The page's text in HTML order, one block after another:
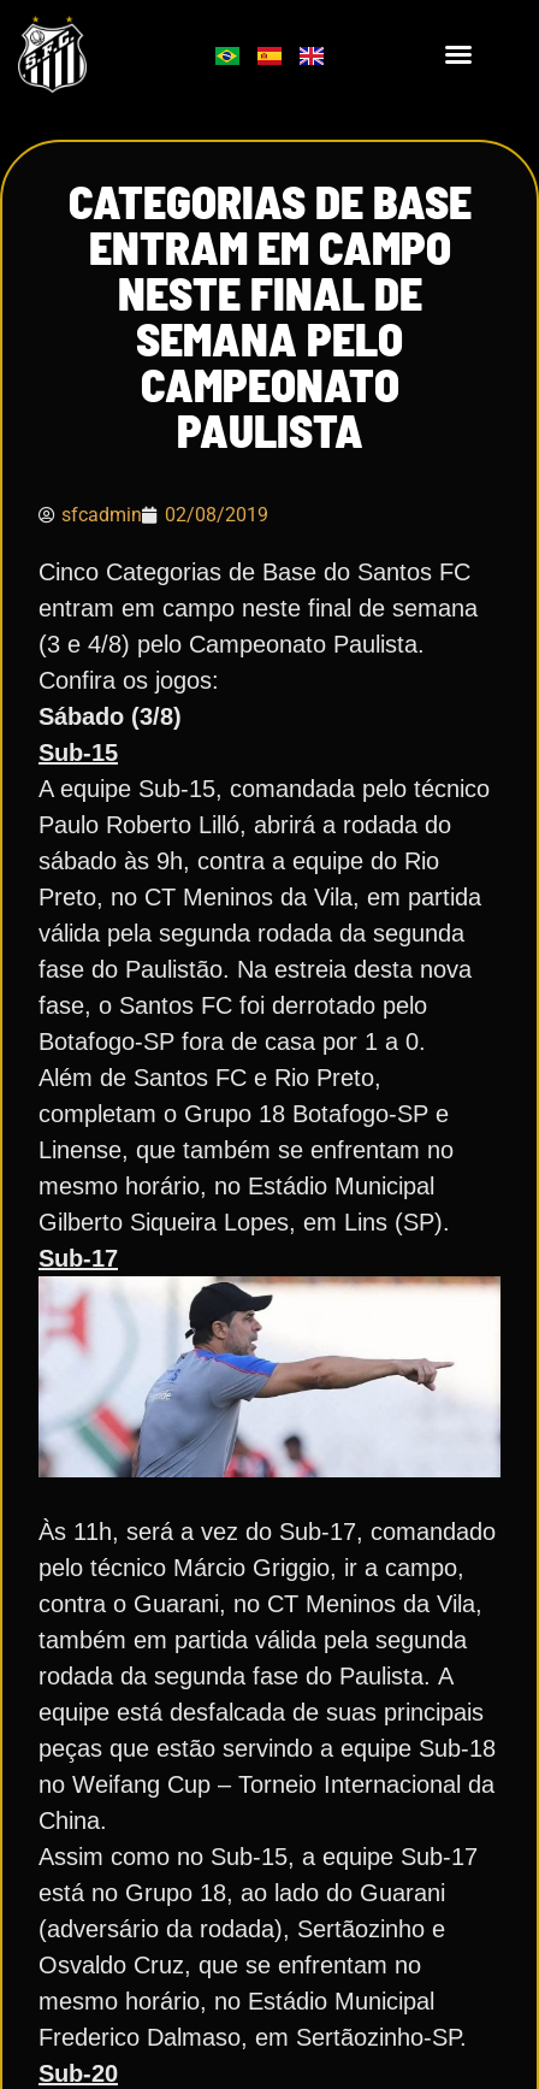
CATEGORIAS DE BASE
ENTRAM EM CAMPO
NESTE FINAL DE
SEMANA PELO
CAMPEONATO
PAULISTA
sfcadmin 02/08/2019
Cinco Categorias de Base do Santos FC
entram em campo neste final de semana
(3 e 4/8) pelo Campeonato Paulista.
Confira os jogos:
Sábado (3/8)
Sub-15
A equipe Sub-15, comandada pelo técnico
Paulo Roberto Lilló, abrirá a rodada do
sábado às 9h, contra a equipe do Rio
Preto, no CT Meninos da Vila, em partida
válida pela segunda rodada da segunda
fase do Paulistão. Na estreia desta nova
fase, o Santos FC foi derrotado pelo
Botafogo-SP fora de casa por 1 a 0.
Além de Santos FC e Rio Preto,
completam o Grupo 18 Botafogo-SP e
Linense, que também se enfrentam no
mesmo horário, no Estádio Municipal
Gilberto Siqueira Lopes, em Lins (SP).
Sub-17
Às 11h, será a vez do Sub-17, comandado
pelo técnico Márcio Griggio, ir a campo,
contra o Guarani, no CT Meninos da Vila,
também em partida válida pela segunda
rodada da segunda fase do Paulista. A
equipe está desfalcada de suas principais
peças que estão servindo a equipe Sub-18
no Weifang Cup – Torneio Internacional da
China.
Assim como no Sub-15, a equipe Sub-17
está no Grupo 18, ao lado do Guarani
(adversário da rodada), Sertãozinho e
Osvaldo Cruz, que se enfrentam no
mesmo horário, no Estádio Municipal
Frederico Dalmaso, em Sertãozinho-SP.
Sub-20